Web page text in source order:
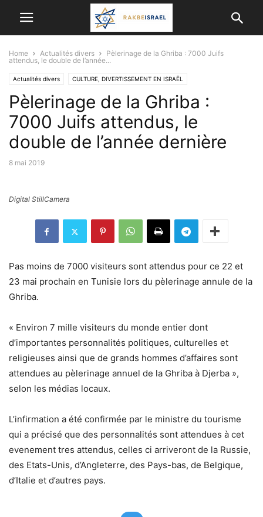
Home Actualités divers
Pèlerinage de la Ghriba : 7000 Juifs
attendus, le double de l’année...
Actualités divers CULTURE, DIVERTISSEMENT EN ISRAËL
ISRAËL ET LES AUTRES PAYS
Pèlerinage de la Ghriba :
7000 Juifs attendus, le
double de l’année dernière
8 mai 2019
Digital StillCamera
Pas moins de 7000 visiteurs sont attendus pour ce 22 et
23 mai prochain en Tunisie lors du pèlerinage annule de la
Ghriba.
« Environ 7 mille visiteurs du monde entier dont
d’importantes personnalités politiques, culturelles et
religieuses ainsi que de grands hommes d’affaires sont
attendues au pèlerinage annuel de la Ghriba à Djerba »,
selon les médias locaux.
L’infirmation a été confirmée par le ministre du tourisme
qui a précisé que des personnalités sont attendues à cet
evenement tres attendus, celles ci arriveront de la Russie,
des Etats-Unis, d’Angleterre, des Pays-bas, de Belgique,
d’Italie et d’autres pays.